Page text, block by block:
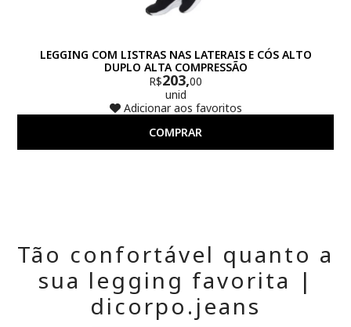
LEGGING COM LISTRAS NAS LATERAIS E CÓS ALTO
DUPLO ALTA COMPRESSÃO
R$203,00
unid
Adicionar aos favoritos
COMPRAR
Tão confortável quanto a
sua legging favorita |
dicorpo.jeans